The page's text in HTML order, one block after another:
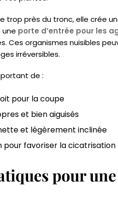
trop près du tronc, elle crée
porte d’entrée pour les
Ces organismes nuisibles
irréversibles.
de :
pour la coupe
et bien aiguisés
et légèrement inclinée
pour favoriser la cicatrisation
pour